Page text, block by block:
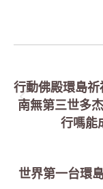
行動佛殿環島
南無第三世多
行嗎能
世界第一台環